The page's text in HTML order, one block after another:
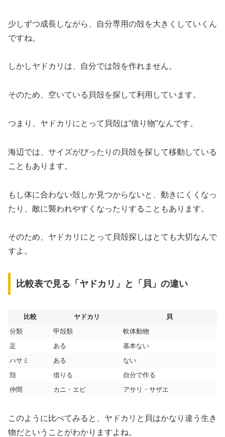
少しずつ成長しながら、自分専用の殻を大きくしていくん
ですね。
しかしヤドカリは、自分では殻を作れません。
そのため、空いている貝殻を探して利用しています。
つまり、ヤドカリにとって貝殻は“借り物”なんです。
海辺では、サイズがぴったりの貝殻を探して移動している
こともあります。
もし体に合わない殻しか見つからないと、動きにくくなっ
たり、敵に襲われやすくなったりすることもあります。
そのため、ヤドカリにとって貝殻探しはとても大切なんで
すよ。
比較表で見る「ヤドカリ」と「貝」の違い
比較 ヤドカリ
貝
分類
甲殻類
軟体動物
足
ある
基本ない
ハサミ
ある
ない
殻
借りる
自分で作る
仲間
カニ・エビ アサリ・サザエ
このように比べてみると、ヤドカリと貝はかなり違う生き
物だということがわかりますよね。